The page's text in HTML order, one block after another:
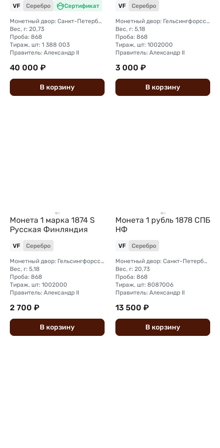
VF Серебро Сертификат
Монетный двор: Санкт-Петербургский монетный двор
Вес, г: 20,73
Проба: 868
Тираж, шт: 1 388 003
Правитель: Александр II
40 000 ₽
В корзину
VF Серебро
Монетный двор: Гельсингфорсский монетный двор (Финляндия)
Вес, г: 5,18
Проба: 868
Тираж, шт: 1002000
Правитель: Александр II
3 000 ₽
В корзину
Монета 1 марка 1874 S
Русская Финляндия
VF Серебро
Монетный двор: Гельсингфорсский монетный двор (Финляндия)
Вес, г: 5,18
Проба: 868
Тираж, шт: 1002000
Правитель: Александр II
2 700 ₽
В корзину
Монета 1 рубль 1878 СПБ
НФ
VF Серебро
Монетный двор: Санкт-Петербургский монетный двор
Вес, г: 20,73
Проба: 868
Тираж, шт: 8087006
Правитель: Александр II
13 500 ₽
В корзину